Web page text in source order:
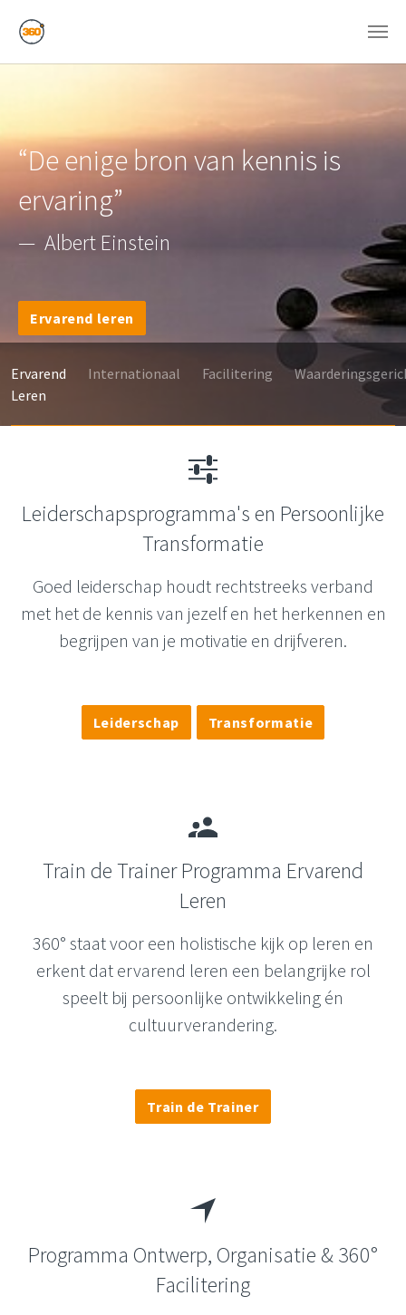
“De enige bron van kennis is
ervaring”
— Albert Einstein
Ervarend leren
Ervarend
Leren
Internationaal Facilitering
Leiderschapsprogramma's en Persoonlijke
Transformatie
Goed leiderschap houdt rechtstreeks verband
met het de kennis van jezelf en het herkennen en
begrijpen van je motivatie en drijfveren.
Leiderschap Transformatie
Train de Trainer Programma Ervarend
Leren
360° staat voor een holistische kijk op leren en
erkent dat ervarend leren een belangrijke rol
speelt bij persoonlijke ontwikkeling én
cultuurverandering.
Train de Trainer
Programma Ontwerp, Organisatie & 360°
Facilitering